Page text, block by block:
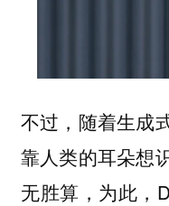
不过，随着生成
靠人类的耳朵想
无胜算，为此，